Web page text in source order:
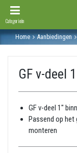
Toggle Navigation
Categorieën
Home Aanbiedingen
GF v-deel
GF v-deel 1"
Passend op
monteren